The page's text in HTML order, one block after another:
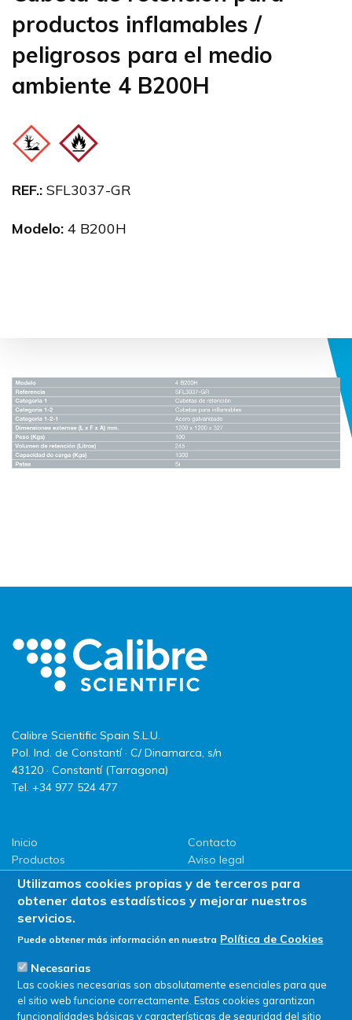
productos inflamables /
peligrosos para el medio
ambiente 4 B200H
REF.: SFL3037-GR
Modelo: 4 B200H
Calibre Scientific Spain S.L.U.
Pol. Ind. de Constantí · C/ Dinamarca, s/n
43120 · Constantí (Tarragona)
Tel. +34 977 524 477
Inicio
Productos
LLG
Promociones
ServiSAT
Contacto
Aviso legal
Política de privacidad
Política de Cookies
Utilizamos cookies propias y de terceros para
obtener datos estadísticos y mejorar nuestros
servicios.
Puede obtener más información en nuestra Política de Cookies
Necesarias
Las cookies necesarias son absolutamente esenciales para que
el sitio web funcione correctamente. Estas cookies garantizan
funcionalidades básicas y características de seguridad del sitio